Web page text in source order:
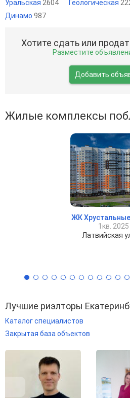
Уральская 2604 Геологическая
Динамо 987
Хотите сдать или
Разместите
Добавить
Жилые комплексы
ЖК
1кв. 2025
Латвийская
Лучшие риэлторы
Каталог специалистов
Закрытая база объектов